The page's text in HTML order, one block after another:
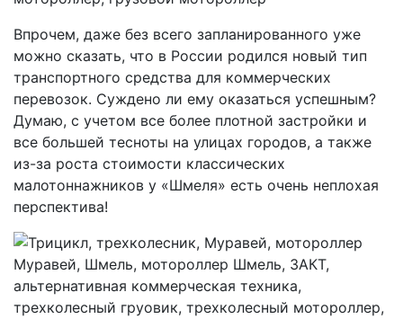
Впрочем, даже без всего запланированного уже
можно сказать, что в России родился новый тип
транспортного средства для коммерческих
перевозок. Суждено ли ему оказаться успешным?
Думаю, с учетом все более плотной застройки и
все большей тесноты на улицах городов, а также
из-за роста стоимости классических
малотоннажников у «Шмеля» есть очень неплохая
перспектива!